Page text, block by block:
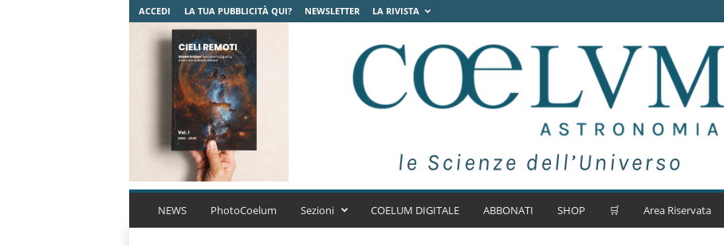
ACCEDI LA TUA PUBBLICITÀ QUI? NEWSLETTER LA RIVISTA
C
NEWS PhotoCoelum Sezioni COELUM DIGITALE ABBONATI SHOP 🛒 Area Riservata